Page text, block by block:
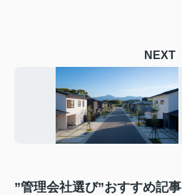
NEXT
”管理会社選び”おすすめ記事